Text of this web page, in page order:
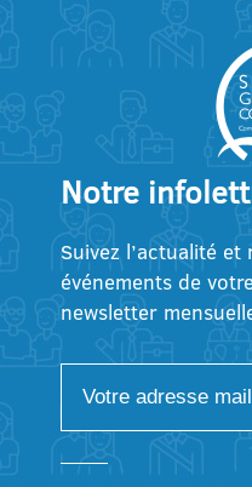
Notre
Suivez l’actualité
événements de
newsletter